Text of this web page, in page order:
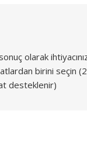
olarak
birini seçin
desteklenir)